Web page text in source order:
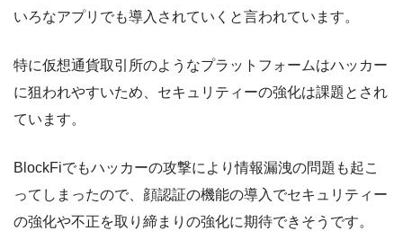
いろなアプリでも導入されていくと言われています。
特に仮想通貨取引所のようなプラットフォームはハッカー
に狙われやすいため、セキュリティーの強化は課題とされ
ています。
BlockFiでもハッカーの攻撃により情報漏洩の問題も起こ
ってしまったので、顔認証の機能の導入でセキュリティー
の強化や不正を取り締まりの強化に期待できそうです。